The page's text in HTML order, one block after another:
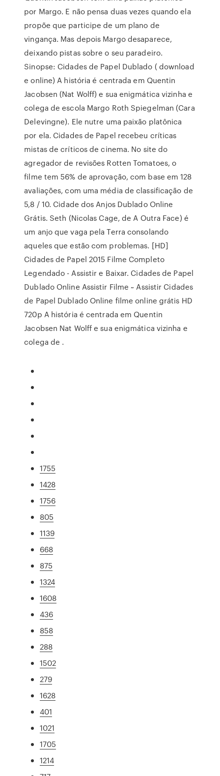
por Margo. E não pensa duas vezes quando ela
propõe que participe de um plano de
vingança. Mas depois Margo desaparece,
deixando pistas sobre o seu paradeiro.
Sinopse: Cidades de Papel Dublado ( download
e online) A história é centrada em Quentin
Jacobsen (Nat Wolff) e sua enigmática vizinha e
colega de escola Margo Roth Spiegelman (Cara
Delevingne). Ele nutre uma paixão platônica
por ela. Cidades de Papel recebeu críticas
mistas de críticos de cinema. No site do
agregador de revisões Rotten Tomatoes, o
filme tem 56% de aprovação, com base em 128
avaliações, com uma média de classificação de
5,8 / 10. Cidade dos Anjos Dublado Online
Grátis. Seth (Nicolas Cage, de A Outra Face) é
um anjo que vaga pela Terra consolando
aqueles que estão com problemas. [HD]
Cidades de Papel 2015 Filme Completo
Legendado - Assistir e Baixar. Cidades de Papel
Dublado Online Assistir Filme ~ Assistir Cidades
de Papel Dublado Online filme online grátis HD
720p A história é centrada em Quentin
Jacobsen Nat Wolff e sua enigmática vizinha e
colega de .
1755
1428
1756
805
1139
668
875
1324
1608
436
858
288
1502
279
1628
401
1021
1705
1214